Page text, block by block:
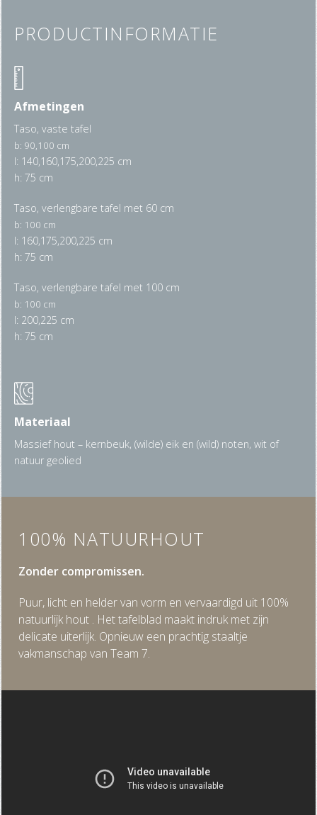
PRODUCTINFORMATIE
Afmetingen
Taso, vaste tafel
b: 90,100 cm
l: 140,160,175,200,225 cm
h: 75 cm
Taso, verlengbare tafel met 60 cm
b: 100 cm
l: 160,175,200,225 cm
h: 75 cm
Taso, verlengbare tafel met 100 cm
b: 100 cm
l: 200,225 cm
h: 75 cm
Materiaal
Massief hout – kernbeuk, (wilde) eik en (wild) noten, wit of
natuur geolied
100% NATUURHOUT
Zonder compromissen.
Puur, licht en helder van vorm en vervaardigd uit 100%
natuurlijk hout . Het tafelblad maakt indruk met zijn
delicate uiterlijk. Opnieuw een prachtig staaltje
vakmanschap van Team 7.